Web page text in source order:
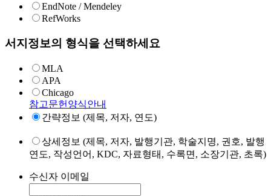
EndNote / Mendeley
RefWorks
서지정보의 형식을 선택하세요
MLA
APA
Chicago
참고문헌양식안내
간략정보 (제목, 저자, 연도)
상세정보 (제목, 저자, 발행기관, 학술지명, 권호, 발행
연도, 작성언어, KDC, 자료형태, 수록면, 소장기관, 초록)
수신자 이메일